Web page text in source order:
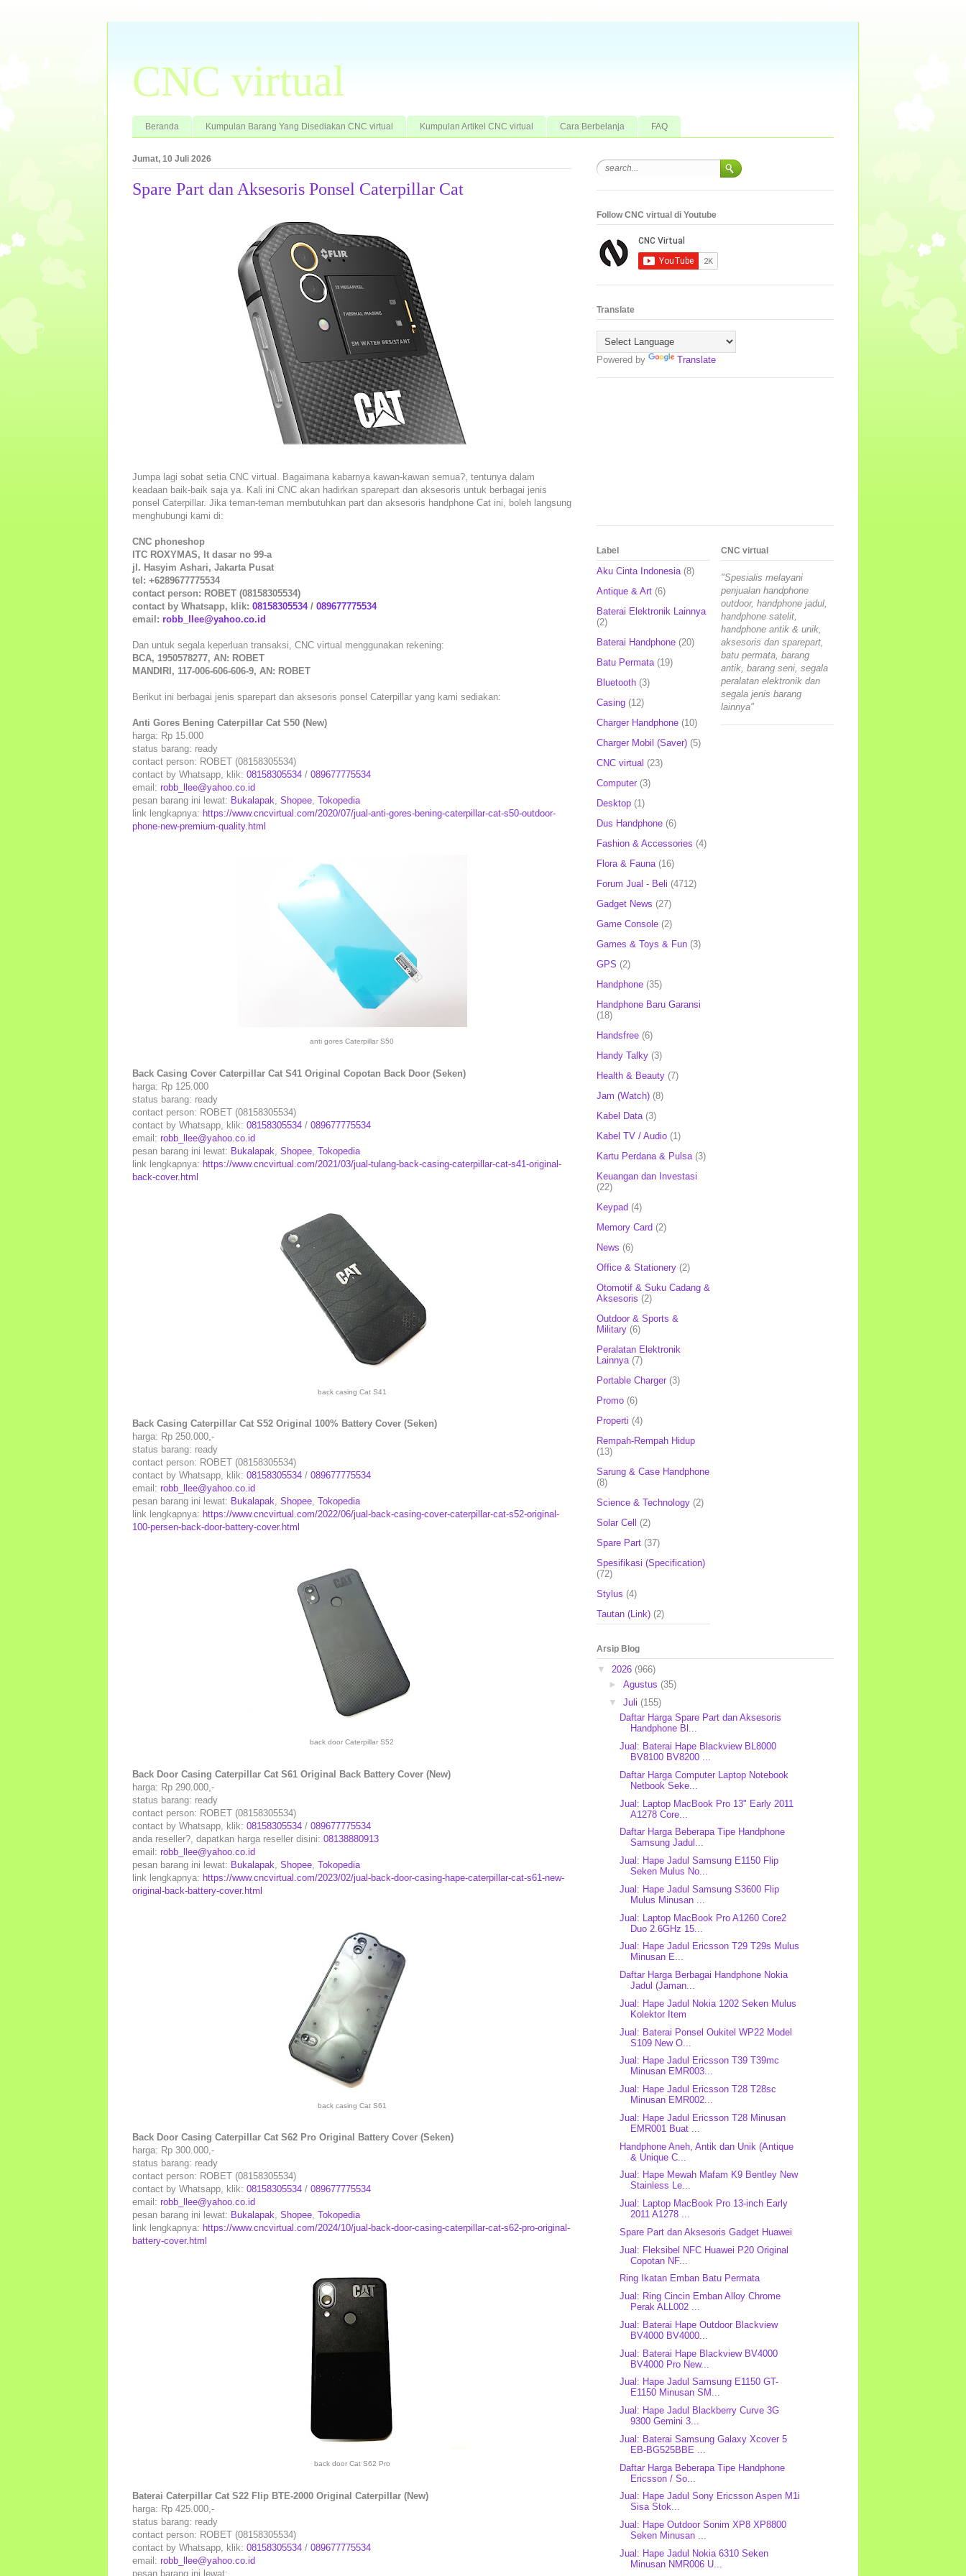
CNC virtual
Beranda Kumpulan Barang Yang Disediakan CNC virtual Kumpulan Artikel CNC virtual Cara Berbelanja FAQ
Jumat, 10 Juli 2026
Spare Part dan Aksesoris Ponsel Caterpillar Cat
Jumpa lagi sobat setia CNC virtual. Bagaimana kabarnya kawan-kawan semua?, tentunya dalam
keadaan baik-baik saja ya. Kali ini CNC akan hadirkan sparepart dan aksesoris untuk berbagai jenis
ponsel Caterpillar. Jika teman-teman membutuhkan part dan aksesoris handphone Cat ini, boleh langsung
menghubungi kami di:
CNC phoneshop
ITC ROXYMAS, lt dasar no 99-a
jl. Hasyim Ashari, Jakarta Pusat
tel: +6289677775534
contact person: ROBET (08158305534)
contact by Whatsapp, klik: 08158305534/ 089677775534
email: robb_llee@yahoo.co.id
Dan untuk segala keperluan transaksi, CNC virtual menggunakan rekening:
BCA, 1950578277, AN: ROBET
MANDIRI, 117-006-606-606-9, AN: ROBET
Berikut ini berbagai jenis sparepart dan aksesoris ponsel Caterpillar yang kami sediakan:
Anti Gores Bening Caterpillar Cat S50 (New)
harga: Rp 15.000
status barang: ready
contact person: ROBET (08158305534)
contact by Whatsapp, klik: 08158305534 / 089677775534
email: robb_llee@yahoo.co.id
pesan barang ini lewat: Bukalapak, Shopee, Tokopedia
link lengkapnya: https://www.cncvirtual.com/2020/07/jual-anti-gores-bening-caterpillar-cat-s50-outdoor-
phone-new-premium-quality.html
anti gores Caterpillar S50
Back Casing Cover Caterpillar Cat S41 Original Copotan Back Door (Seken)
harga: Rp 125.000
status barang: ready
contact person: ROBET (08158305534)
contact by Whatsapp, klik: 08158305534 / 089677775534
email: robb_llee@yahoo.co.id
pesan barang ini lewat: Bukalapak Shopee Tokopedia
link lengkapnya: https://www.cncvirtual.com/2021/03/jual-tulang-back-casing-caterpillar-cat-s41-original-
back-cover.html
back casing Cat S41
Back Casing Caterpillar Cat S52 Original 100% Battery Cover (Seken)
harga: Rp 250.000,-
status barang: ready
contact person: ROBET (08158305534)
contact by Whatsapp, klik: 08158305534 / 089677775534
email: robb_llee@yahoo.co.id
pesan barang ini lewat: Bukalapak, Shopee, Tokopedia
link lengkapnya: https://www.cncvirtual.com/2022/06/jual-back-casing-cover-caterpillar-cat-s52-original-
100-persen-back-door-battery-cover.html
back door Caterpillar S52
Back Door Casing Caterpillar Cat S61 Original Back Battery Cover (New)
harga: Rp 290.000,-
status barang: ready
contact person: ROBET (08158305534)
contact by Whatsapp, klik: 08158305534 / 089677775534
anda reseller?, dapatkan harga reseller disini: 08138880913
email: robb_llee@yahoo.co.id
pesan barang ini lewat: Bukalapak Shopee Tokopedia
link lengkapnya: https://www.cncvirtual.com/2023/02/jual-back-door-casing-hape-caterpillar-cat-s61-new-
original-back-battery-cover.html
back casing Cat S61
Back Door Casing Caterpillar Cat S62 Pro Original Battery Cover (Seken)
harga: Rp 300.000,-
status barang: ready
contact person: ROBET (08158305534)
contact by Whatsapp, klik: 08158305534 / 089677775534
email: robb_llee@yahoo.co.id
pesan barang ini lewat: Bukalapak, Shopee, Tokopedia
link lengkapnya: https://www.cncvirtual.com/2024/10/jual-back-door-casing-caterpillar-cat-s62-pro-original-
battery-cover.html
back door Cat S62 Pro
Baterai Caterpillar Cat S22 Flip BTE-2000 Original Caterpillar (New)
harga: Rp 425.000,-
status barang: ready
contact person: ROBET (08158305534)
contact by Whatsapp, klik: 08158305534 / 089677775534
email: robb_llee@yahoo.co.id
pesan barang ini lewat:
Follow CNC virtual di Youtube
Translate
Powered by Translate
Label
Aku Cinta Indonesia (8)
Antique & Art (6)
Baterai Elektronik Lainnya
(2)
Baterai Handphone (20)
Batu Permata (19)
Bluetooth (3)
Casing (12)
Charger Handphone (10)
Charger Mobil (Saver) (5)
CNC virtual (23)
Computer (3)
Desktop (1)
Dus Handphone (6)
Fashion & Accessories (4)
Flora & Fauna (16)
Forum Jual - Beli (4712)
Gadget News (27)
Game Console (2)
Games & Toys & Fun (3)
GPS (2)
Handphone (35)
Handphone Baru Garansi
(18)
Handsfree (6)
Handy Talky (3)
Health & Beauty (7)
Jam (Watch) (8)
Kabel Data (3)
Kabel TV / Audio (1)
Kartu Perdana & Pulsa (3)
Keuangan dan Investasi
(22)
Keypad (4)
Memory Card (2)
News (6)
Office & Stationery (2)
Otomotif & Suku Cadang &
Aksesoris (2)
Outdoor & Sports &
Military (6)
Peralatan Elektronik
Lainnya (7)
Portable Charger (3)
Promo (6)
Properti (4)
Rempah-Rempah Hidup
(13)
Sarung & Case Handphone
(8)
Science & Technology (2)
Solar Cell (2)
Spare Part (37)
Spesifikasi (Specification)
(72)
Stylus (4)
Tautan (Link) (2)
CNC virtual
"Spesialis melayani
penjualan handphone
outdoor, handphone jadul,
handphone satelit,
handphone antik & unik,
aksesoris dan sparepart,
batu permata, barang
antik, barang seni, segala
peralatan elektronik dan
segala jenis barang
lainnya"
Arsip Blog
▼ 2026 (966)
► Agustus (35)
▼ Juli (155)
Daftar Harga Spare Part dan Aksesoris
Handphone Bl...
Jual: Baterai Hape Blackview BL8000
BV8100 BV8200 ...
Daftar Harga Computer Laptop Notebook
Netbook Seke...
Jual: Laptop MacBook Pro 13" Early 2011
A1278 Core...
Daftar Harga Beberapa Tipe Handphone
Samsung Jadul...
Jual: Hape Jadul Samsung E1150 Flip
Seken Mulus No...
Jual: Hape Jadul Samsung S3600 Flip
Mulus Minusan ...
Jual: Laptop MacBook Pro A1260 Core2
Duo 2.6GHz 15...
Jual: Hape Jadul Ericsson T29 T29s Mulus
Minusan E...
Daftar Harga Berbagai Handphone Nokia
Jadul (Jaman...
Jual: Hape Jadul Nokia 1202 Seken Mulus
Kolektor Item
Jual: Baterai Ponsel Oukitel WP22 Model
S109 New O...
Jual: Hape Jadul Ericsson T39 T39mc
Minusan EMR003...
Jual: Hape Jadul Ericsson T28 T28sc
Minusan EMR002...
Jual: Hape Jadul Ericsson T28 Minusan
EMR001 Buat ...
Handphone Aneh, Antik dan Unik (Antique
& Unique C...
Jual: Hape Mewah Mafam K9 Bentley New
Stainless Le...
Jual: Laptop MacBook Pro 13-inch Early
2011 A1278 ...
Spare Part dan Aksesoris Gadget Huawei
Jual: Fleksibel NFC Huawei P20 Original
Copotan NF...
Ring Ikatan Emban Batu Permata
Jual: Ring Cincin Emban Alloy Chrome
Perak ALL002 ...
Jual: Baterai Hape Outdoor Blackview
BV4000 BV4000...
Jual: Baterai Hape Blackview BV4000
BV4000 Pro New...
Jual: Hape Jadul Samsung E1150 GT-
E1150 Minusan SM...
Jual: Hape Jadul Blackberry Curve 3G
9300 Gemini 3...
Jual: Baterai Samsung Galaxy Xcover 5
EB-BG525BBE ...
Daftar Harga Beberapa Tipe Handphone
Ericsson / So...
Jual: Hape Jadul Sony Ericsson Aspen M1i
Sisa Stok...
Jual: Hape Outdoor Sonim XP8 XP8800
Seken Minusan ...
Jual: Hape Jadul Nokia 6310 Seken
Minusan NMR006 U...